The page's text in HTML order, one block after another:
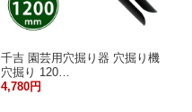
千吉 園芸用穴掘り器 穴掘り機
穴掘り 120…
4,780円